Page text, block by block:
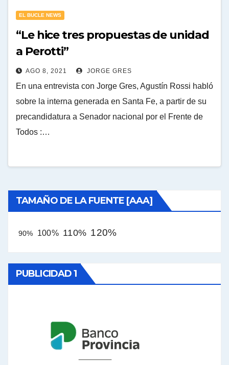
EL BUCLE NEWS
“Le hice tres propuestas de unidad
a Perotti”
AGO 8, 2021 JORGE GRES
En una entrevista con Jorge Gres, Agustín Rossi habló
sobre la interna generada en Santa Fe, a partir de su
precandidatura a Senador nacional por el Frente de
Todos :…
TAMAÑO DE LA FUENTE [AAA]
90% 100% 110% 120%
PUBLICIDAD 1